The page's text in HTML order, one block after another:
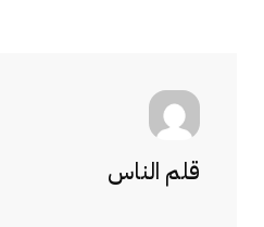
قلم الناس